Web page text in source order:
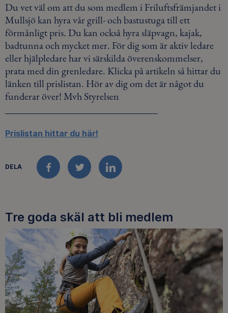
Du vet väl om att du som medlem i Friluftsfrämjandet i
Mullsjö kan hyra vår grill- och bastustuga till ett
förmånligt pris. Du kan också hyra släpvagn, kajak,
badtunna och mycket mer. För dig som är aktiv ledare
eller hjälpledare har vi särskilda överenskommelser,
prata med din grenledare. Klicka på artikeln så hittar du
länken till prislistan. Hör av dig om det är något du
funderar över! Mvh Styrelsen
Prislistan hittar du här!
DELA
FACEBOOKTWITTERLINKEDIN
Tre goda skäl att bli medlem